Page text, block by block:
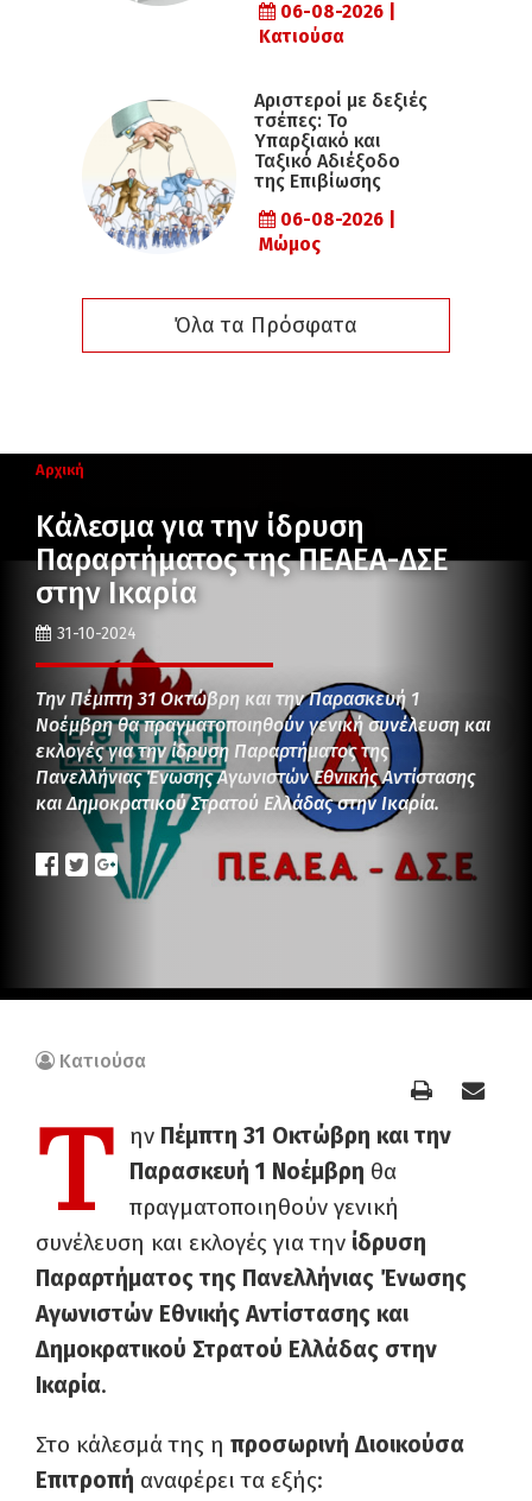
06-08-2026 |
Κατιούσα
Αριστεροί με δεξιές
τσέπες: Το
Υπαρξιακό και
Ταξικό Αδιέξοδο
της Επιβίωσης
06-08-2026 |
Μώμος
Όλα τα Πρόσφατα
Αρχική
Κάλεσμα για την ίδρυση
Παραρτήματος της ΠΕΑΕΑ-ΔΣΕ
στην Ικαρία
31-10-2024
Την Πέμπτη 31 Οκτώβρη και την Παρασκευή 1
Νοέμβρη θα πραγματοποιηθούν γενική συνέλευση και
εκλογές για την ίδρυση Παραρτήματος της
Πανελλήνιας Ένωσης Αγωνιστών Εθνικής Αντίστασης
και Δημοκρατικού Στρατού Ελλάδας στην Ικαρία.
Κατιούσα
Τ ην Πέμπτη 31 Οκτώβρη και την
Παρασκευή 1 Νοέμβρη θα
πραγματοποιηθούν γενική
συνέλευση και εκλογές για την ίδρυση
Παραρτήματος της Πανελλήνιας Ένωσης
Αγωνιστών Εθνικής Αντίστασης και
Δημοκρατικού Στρατού Ελλάδας στην
Ικαρία.
Στο κάλεσμά της η προσωρινή Διοικούσα
Επιτροπή αναφέρει τα εξής: